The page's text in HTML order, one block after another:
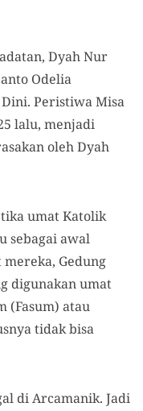
Dyah Nur
Odelia
Peristiwa Misa
lalu, menjadi
oleh Dyah
umat Katolik
sebagai awal
Gedung
digunakan umat
(Fasum) atau
tidak bisa
di Arcamanik. Jadi